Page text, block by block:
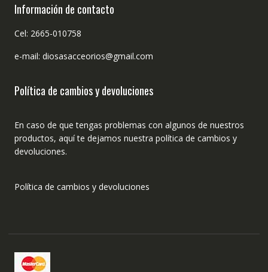
Información de contacto
Cel: 2665-010758
e-mail: diosasacceorios@gmail.com
Política de cambios y devoluciones
En caso de que tengas problemas con algunos de nuestros
productos, aquí te dejamos nuestra política de cambios y
devoluciones.
Política de cambios y devoluciones